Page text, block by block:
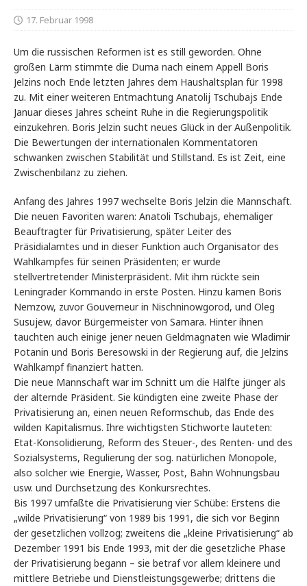
17. Februar 1998
Um die russischen Reformen ist es still geworden. Ohne
großen Lärm stimmte die Duma nach einem Appell Boris
Jelzins noch Ende letzten Jahres dem Haushaltsplan für 1998
zu. Mit einer weiteren Entmachtung Anatolij Tschubajs Ende
Januar dieses Jahres scheint Ruhe in die Regierungspolitik
einzukehren. Boris Jelzin sucht neues Glück in der Außenpolitik.
Die Bewertungen der internationalen Kommentatoren
schwanken zwischen Stabilität und Stillstand. Es ist Zeit, eine
Zwischenbilanz zu ziehen.
Anfang des Jahres 1997 wechselte Boris Jelzin die Mannschaft.
Die neuen Favoriten waren: Anatoli Tschubajs, ehemaliger
Beauftragter für Privatisierung, später Leiter des
Präsidialamtes und in dieser Funktion auch Organisator des
Wahlkampfes für seinen Präsidenten; er wurde
stellvertretender Ministerpräsident. Mit ihm rückte sein
Leningrader Kommando in erste Posten. Hinzu kamen Boris
Nemzow, zuvor Gouverneur in Nischninowgorod, und Oleg
Susujew, davor Bürgermeister von Samara. Hinter ihnen
tauchten auch einige jener neuen Geldmagnaten wie Wladimir
Potanin und Boris Beresowski in der Regierung auf, die Jelzins
Wahlkampf finanziert hatten.
Die neue Mannschaft war im Schnitt um die Hälfte jünger als
der alternde Präsident. Sie kündigten eine zweite Phase der
Privatisierung an, einen neuen Reformschub, das Ende des
wilden Kapitalismus. Ihre wichtigsten Stichworte lauteten:
Etat-Konsolidierung, Reform des Steuer-, des Renten- und des
Sozialsystems, Regulierung der sog. natürlichen Monopole,
also solcher wie Energie, Wasser, Post, Bahn Wohnungsbau
usw. und Durchsetzung des Konkursrechtes.
Bis 1997 umfaßte die Privatisierung vier Schübe: Erstens die
„wilde Privatisierung“ von 1989 bis 1991, die sich vor Beginn
der gesetzlichen vollzog; zweitens die „kleine Privatisierung“ ab
Dezember 1991 bis Ende 1993, mit der die gesetzliche Phase
der Privatisierung begann – sie betraf vor allem kleinere und
mittlere Betriebe und Dienstleistungsgewerbe; drittens die